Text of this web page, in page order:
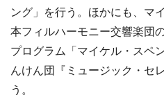
ング」を行う。ほかにも、マ
本フィルハーモニー交響楽団
プログラム「マイケル・スペ
んけん団『ミュージック・セ
う。